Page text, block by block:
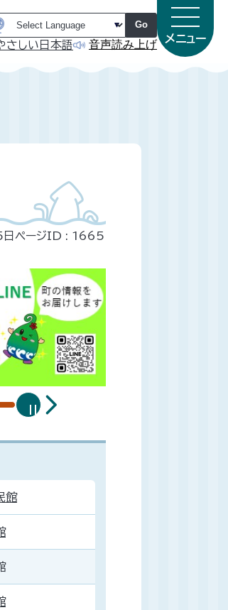
Go
さしい日本語 音声読み上げ メニュー
ページID : 1665
館